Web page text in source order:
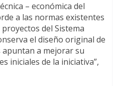
– económica del
a las normas existentes
del Sistema
el diseño original de
apuntan a mejorar su
iniciales de la iniciativa”,